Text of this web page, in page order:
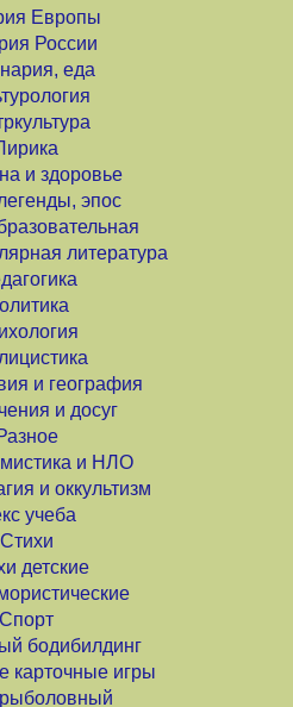
Европы
России
еда
и здоровье
эпос
литература
и география
и досуг
мистика и НЛО
и оккультизм
учеба
Стихи
детские
Спорт
бодибилдинг
карточные игры